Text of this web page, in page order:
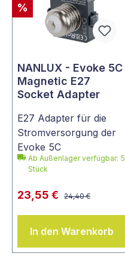
%
NANLUX - Evoke 5C
Magnetic E27
Socket Adapter
E27 Adapter für die
Stromversorgung der
Evoke 5C
Ab Außenlager verfügbar: 5
Stück
23,55 € 24,40 €
In den Warenkorb